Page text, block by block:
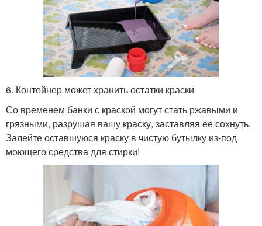
6. Контейнер может хранить остатки краски
Со временем банки с краской могут стать ржавыми и
грязными, разрушая вашу краску, заставляя ее сохнуть.
Залейте оставшуюся краску в чистую бутылку из-под
моющего средства для стирки!